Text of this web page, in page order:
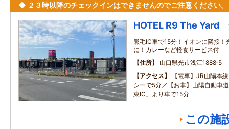
◆ ２３時以降のチェックインはできませんのでご注意ください。
HOTEL R9 The Yard
熊毛IC車で15分！イオンに隣接！
に！カレーなど軽食サービス付
住所
山口県光市浅江1888‐5
アクセス
【電車】JR山陽本
シーで5分／【お車】山陽自動車
東IC」より車で15分
この施